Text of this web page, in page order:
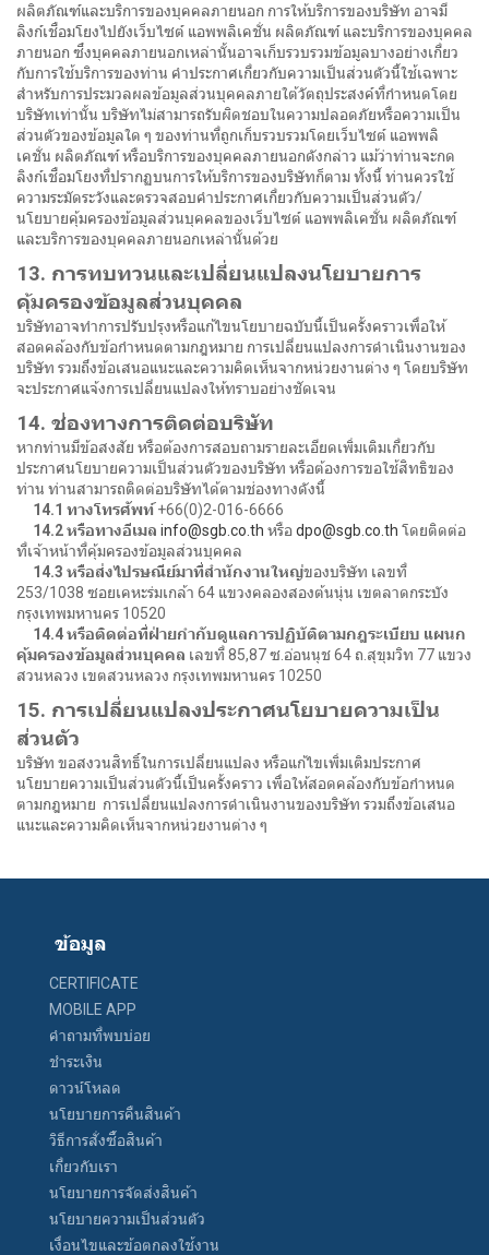
ผลิตภัณฑ์และบริการของบุคคลภายนอก การให้บริการของบริษัท อาจมี
ลิงก์เชื่อมโยงไปยังเว็บไซต์ แอพพลิเคชั่น ผลิตภัณฑ์ และบริการของบุคคล
ภายนอก ซึ่งบุคคลภายนอกเหล่านั้นอาจเก็บรวบรวมข้อมูลบางอย่างเกี่ยว
กับการใช้บริการของท่าน คำประกาศเกี่ยวกับความเป็นส่วนตัวนี้ใช้เฉพาะ
สำหรับการประมวลผลข้อมูลส่วนบุคคลภายใต้วัตถุประสงค์ที่กำหนดโดย
บริษัทเท่านั้น บริษัทไม่สามารถรับผิดชอบในความปลอดภัยหรือความเป็น
ส่วนตัวของข้อมูลใด ๆ ของท่านที่ถูกเก็บรวบรวมโดยเว็บไซต์ แอพพลิ
เคชั่น ผลิตภัณฑ์ หรือบริการของบุคคลภายนอกดังกล่าว แม้ว่าท่านจะกด
ลิงก์เชื่อมโยงที่ปรากฏบนการให้บริการของบริษัทก็ตาม ทั้งนี้ ท่านควรใช้
ความระมัดระวังและตรวจสอบคำประกาศเกี่ยวกับความเป็นส่วนตัว/
นโยบายคุ้มครองข้อมูลส่วนบุคคลของเว็บไซต์ แอพพลิเคชั่น ผลิตภัณฑ์
และบริการของบุคคลภายนอกเหล่านั้นด้วย
13. การทบทวนและเปลี่ยนแปลงนโยบายการ
คุ้มครองข้อมูลส่วนบุคคล
บริษัทอาจทำการปรับปรุงหรือแก้ไขนโยบายฉบับนี้เป็นครั้งคราวเพื่อให้
สอดคล้องกับข้อกำหนดตามกฎหมาย การเปลี่ยนแปลงการดำเนินงานของ
บริษัท รวมถึงข้อเสนอแนะและความคิดเห็นจากหน่วยงานต่าง ๆ โดยบริษัท
จะประกาศแจ้งการเปลี่ยนแปลงให้ทราบอย่างชัดเจน
14. ช่องทางการติดต่อบริษัท
หากท่านมีข้อสงสัย หรือต้องการสอบถามรายละเอียดเพิ่มเติมเกี่ยวกับ
ประกาศนโยบายความเป็นส่วนตัวของบริษัท หรือต้องการขอใช้สิทธิของ
ท่าน ท่านสามารถติดต่อบริษัทได้ตามช่องทางดังนี้
14.1 ทางโทรศัพท์+66(0)2-016-6666
14.2 หรือทางอีเมล info@sgb.co.th หรือdpo@sgb.co.th โดยติดต่อ
ที่เจ้าหน้าที่คุ้มครองข้อมูลส่วนบุคคล
14.3 หรือส่งไปรษณีย์มาที่สำนักงานใหญ่ของบริษัท เลขที่
253/1038 ซอยเคหะร่มเกล้า 64 แขวงคลองสองต้นนุ่น เขตลาดกระบัง
กรุงเทพมหานคร 10520
14.4 หรือติดต่อที่ฝ่ายกำกับดูแลการปฏิบัติตามกฎระเบียบ แผนก
คุ้มครองข้อมูลส่วนบุคคล เลขที่ 85,87 ซ.อ่อนนุช 64 ถ.สุขุมวิท 77 แขวง
สวนหลวง เขตสวนหลวง กรุงเทพมหานคร 10250
15. การเปลี่ยนแปลงประกาศนโยบายความเป็น
ส่วนตัว
บริษัท ขอสงวนสิทธิ์ในการเปลี่ยนแปลง หรือแก้ไขเพิ่มเติมประกาศ
นโยบายความเป็นส่วนตัวนี้เป็นครั้งคราว เพื่อให้สอดคล้องกับข้อกำหนด
ตามกฎหมาย การเปลี่ยนแปลงการดำเนินงานของบริษัท รวมถึงข้อเสนอ
แนะและความคิดเห็นจากหน่วยงานต่าง ๆ
ข้อมูล
CERTIFICATE
MOBILE APP
คำถามที่พบบ่อย
ชำระเงิน
ดาวน์โหลด
นโยบายการคืนสินค้า
วิธีการสั่งซื้อสินค้า
เกี่ยวกับเรา
นโยบายการจัดส่งสินค้า
นโยบายความเป็นส่วนตัว
เงื่อนไขและข้อตกลงใช้งาน